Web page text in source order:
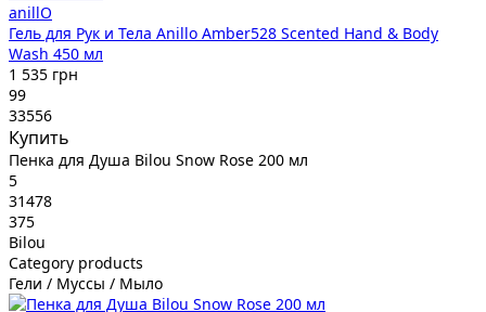
anillO
Гель для Рук и Тела Anillo Amber528 Scented Hand & Body
Wash 450 мл
1 535 грн
99
33556
Купить
Пенка для Душа Bilou Snow Rose 200 мл
5
31478
375
Bilou
Category products
Гели / Муссы / Мыло